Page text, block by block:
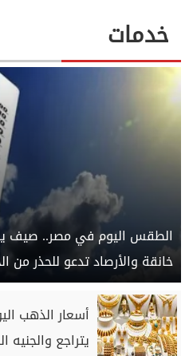
خدمات
الطقس اليوم في مصر.. صيف
خانقة والأرصاد تدعو للحذر من
يتراجع